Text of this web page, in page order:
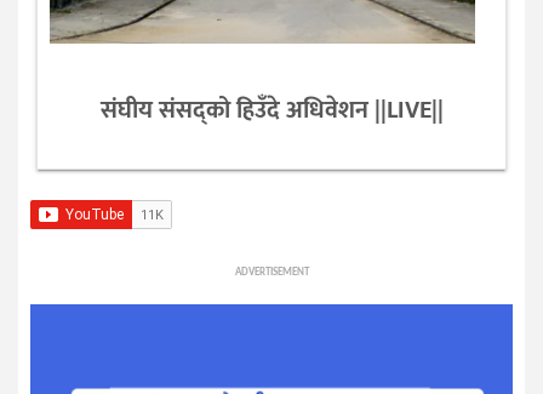
संघीय संसद्को हिउँदे अधिवेशन ||LIVE||
ADVERTISEMENT